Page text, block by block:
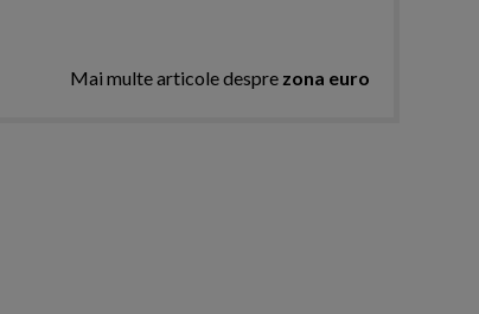
Mai multe articole despre zona euro